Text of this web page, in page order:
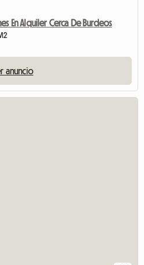
En Alquiler Cerca De Burdeos
anuncio